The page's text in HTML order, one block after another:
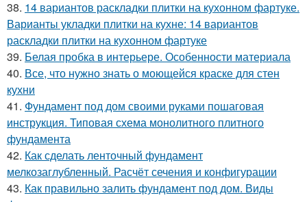
38. 14 вариантов раскладки плитки на кухонном фартуке.
Варианты укладки плитки на кухне: 14 вариантов
раскладки плитки на кухонном фартуке
39. Белая пробка в интерьере. Особенности материала
40. Все, что нужно знать о моющейся краске для стен
кухни
41. Фундамент под дом своими руками пошаговая
инструкция. Типовая схема монолитного плитного
фундамента
42. Как сделать ленточный фундамент
мелкозаглубленный. Расчёт сечения и конфигурации
43. Как правильно залить фундамент под дом. Виды